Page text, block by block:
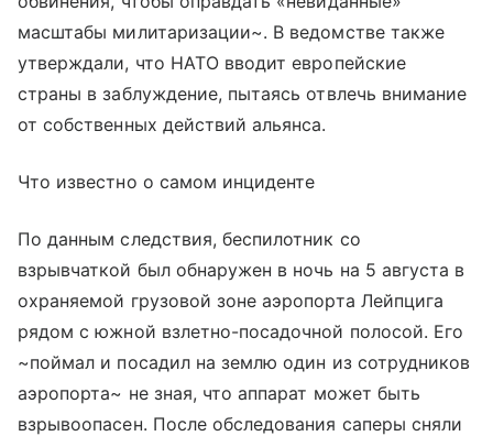
масштабы милитаризации~. В ведомстве также
утверждали, что НАТО вводит европейские
страны в заблуждение, пытаясь отвлечь внимание
от собственных действий альянса.
Что известно о самом инциденте
По данным следствия, беспилотник со
взрывчаткой был обнаружен в ночь на 5 августа в
охраняемой грузовой зоне аэропорта Лейпцига
рядом с южной взлетно-посадочной полосой. Его
~поймал и посадил на землю один из сотрудников
аэропорта~ не зная, что аппарат может быть
взрывоопасен. После обследования саперы сняли